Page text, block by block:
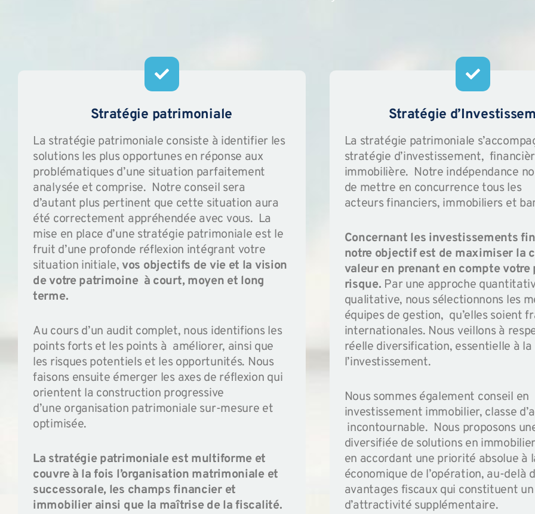
Stratégie patrimoniale
La stratégie patrimoniale consiste à identifier les
solutions les plus opportunes en réponse aux
problématiques d’une situation parfaitement
analysée et comprise. Notre conseil sera
d’autant plus pertinent que cette situation aura
été correctement appréhendée avec vous. La
mise en place d’une stratégie patrimoniale est le
fruit d’une profonde réflexion intégrant votre
situation initiale, vos objectifs de vie et la vision
de votre patrimoine à court, moyen et long
terme.
Au cours d’un audit complet, nous identifions les
points forts et les points à améliorer, ainsi que
les risques potentiels et les opportunités. Nous
faisons ensuite émerger les axes de réflexion qui
orientent la construction progressive
d’une organisation patrimoniale sur-mesure et
optimisée.
La stratégie patrimoniale est multiforme et
couvre à la fois l’organisation matrimoniale et
successorale, les champs financier et
immobilier ainsi que la maîtrise de la fiscalité.
Stratégie
La stratégie patrimoniale
stratégie d’investissement,
immobilière. Notre indépendance
de mettre en concurrence tous les
acteurs financiers, immobiliers et
Concernant les investissements
notre objectif est de maximiser la
valeur en prenant en compte votre
risque. Par une approche
qualitative, nous sélectionnons les
équipes de gestion, qu’elles soient
internationales. Nous veillons à
réelle diversification, essentielle à
l’investissement.
Nous sommes également conseil en
investissement immobilier, classe
incontournable. Nous proposons
diversifiée de solutions en
en accordant une priorité absolue à
économique de l’opération, au-delà
avantages fiscaux qui constituent
d’attractivité supplémentaire.